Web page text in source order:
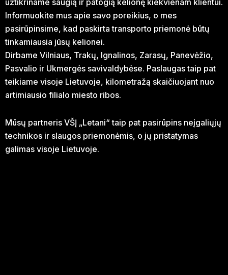
užtikriname saugią ir patogią kelionę kiekvienam klientui.
Informuokite mus apie savo poreikius, o mes
pasirūpinsime, kad paskirta transporto priemonė būtų
tinkamiausia jūsų kelionei.
Dirbame Vilniaus, Trakų, Ignalinos, Zarasų, Panevėžio,
Pasvalio ir Ukmergės savivaldybėse. Paslaugas taip pat
teikiame visoje Lietuvoje, kilometražą skaičiuojant nuo
artimiausio filialo miesto ribos.
Mūsų partneris VŠĮ „Letani“ taip pat pasirūpins neįgaliųjų
technikos ir slaugos priemonėmis, o jų pristatymas
galimas visoje Lietuvoje.